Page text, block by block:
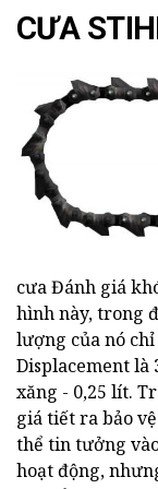
CƯA
cưa Đánh giá
hình này, trong
lượng của nó chỉ
Displacement là
xăng - 0,25 lít.
giá tiết ra bảo
thể tin tưởng
hoạt động,